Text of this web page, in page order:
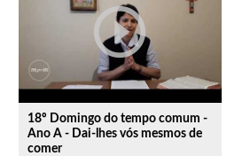
play_circle_outline
18º Domingo do tempo comum -
Ano A - Dai-lhes vós mesmos de
comer